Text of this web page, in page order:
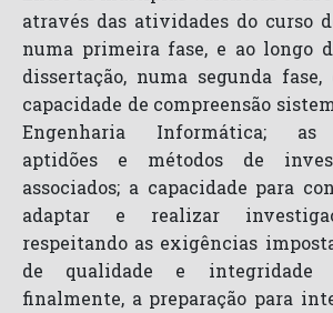
através das atividades do curso
numa primeira fase, e ao longo
dissertação, numa segunda
capacidade de compreensão
Engenharia Informática; as
aptidões e métodos de
associados; a capacidade para
adaptar e realizar
respeitando as exigências
de qualidade e integridade
finalmente, a preparação para